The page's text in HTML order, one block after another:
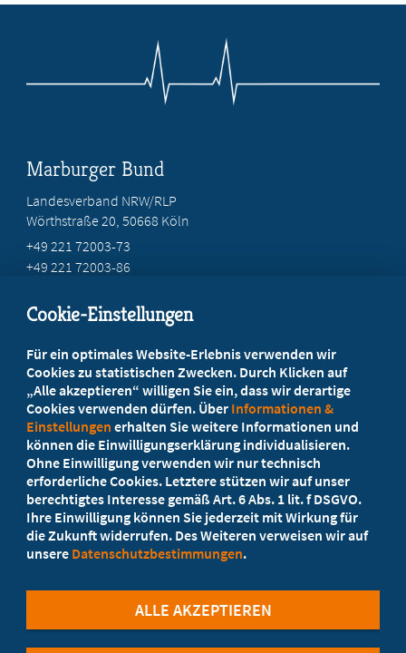
Marburger Bund
Landesverband NRW/RLP
Wörthstraße 20, 50668 Köln
+49 221 72003-73
+49 221 72003-86
Ihr Landesverband berät Sie!
Ansprechpartner
Werden Sie jetzt Mitglied
5 Vorteile einer MB-Mitgliedschaft
Cookie-Einstellungen
Für ein optimales Website-Erlebnis verwenden wir
Cookies zu statistischen Zwecken. Durch Klicken auf
„Alle akzeptieren“ willigen Sie ein, dass wir derartige
Cookies verwenden dürfen. Über Informationen &
Einstellungen erhalten Sie weitere Informationen und
können die Einwilligungserklärung individualisieren.
Ohne Einwilligung verwenden wir nur technisch
erforderliche Cookies. Letztere stützen wir auf unser
berechtigtes Interesse gemäß Art. 6 Abs. 1 lit. f DSGVO.
Ihre Einwilligung können Sie jederzeit mit Wirkung für
die Zukunft widerrufen. Des Weiteren verweisen wir auf
unsere Datenschutzbestimmungen.
ALLE AKZEPTIEREN